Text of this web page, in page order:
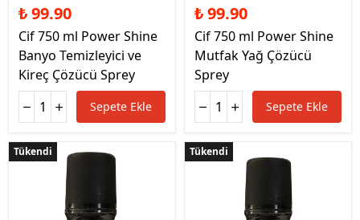
₺ 99.90
Cif 750 ml Power Shine
Banyo Temizleyici ve
Kireç Çözücü Sprey
Sepete Ekle
₺ 99.90
Cif 750 ml Power Shine
Mutfak Yağ Çözücü
Sprey
Sepete Ekle
Tükendi
Tükendi Tükendi
Tükendi